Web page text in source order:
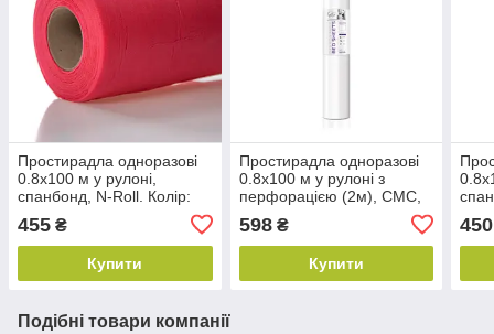
Простирадла одноразові
0.8х100 м у рулоні,
спанбонд, N-Roll. Колір:
455 ₴
Купити
Простирадла одноразові
0.8х100 м у рулоні з
перфорацією (2м), СМС,
598₴
Купити
450
Подібні товари компанії